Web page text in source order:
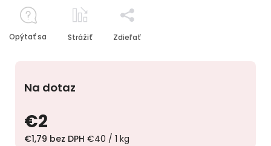
€2
€1,79 bez DPH €40 / 1 kg
Na dotaz
Opýtať sa Strážiť Zdieľať